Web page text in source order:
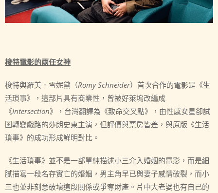
梭特電影的兩任女神
梭特與羅美．雪妮黛（Romy Schneider）首次合作的電影是《生
活瑣事》，這部片具有商業性，曾被好萊塢改編成
《Intersection》，台灣翻譯為《致命交叉點》，由性感女星卻試
圖轉變戲路的莎朗史東主演，但評價與票房皆差，與原版《生活
瑣事》的成功形成鮮明對比。
《生活瑣事》並不是一部單純描述小三介入婚姻的電影，而是細
膩描寫一段名存實亡的婚姻，男主角早已與妻子感情破裂，而小
三也並非刻意破壞這段關係或爭奪財產。片中大老婆也有自己的